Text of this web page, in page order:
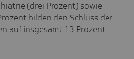
(drei Prozent) sowie
bilden den Schluss der
auf insgesamt 13 Prozent.